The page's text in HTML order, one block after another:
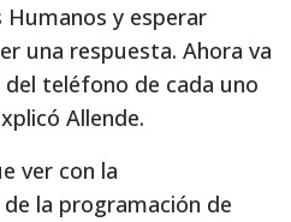
Humanos y esperar
una respuesta. Ahora va
teléfono de cada uno
Allende.
ver con la
la programación de